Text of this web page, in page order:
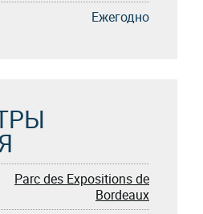
Eжегоднo
Parc des Expositions de
Bordeaux